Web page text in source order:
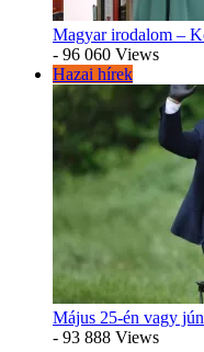
Magyar irodalom –
- 96 060 Views
Hazai hírek
Május 25-én vagy
- 93 888 Views